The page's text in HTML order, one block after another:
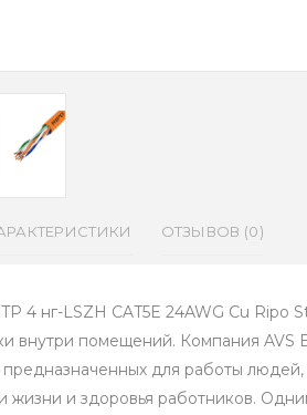
ОТЗЫВОВ (0)
4 нг-LSZH CAT5E 24AWG Cu
внутри помещений. Компания AVS
для работы
жизни и здоровья работников.